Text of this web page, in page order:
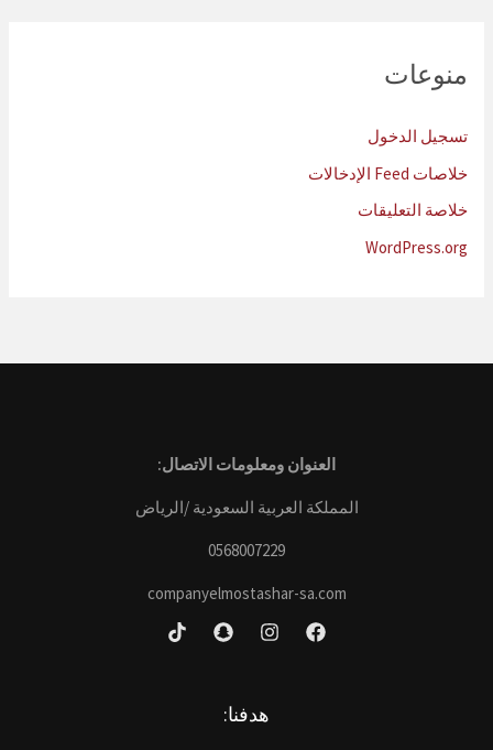
منوعات
تسجيل الدخول
خلاصات Feed الإدخالات
خلاصة التعليقات
WordPress.org
العنوان ومعلومات الاتصال:
المملكة العربية السعودية /الرياض
0568007229
companyelmostashar-sa.com
هدفنا: